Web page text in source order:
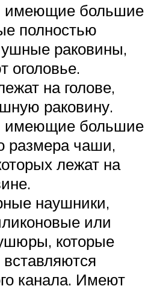
имеющие большие
полностью
раковины,
оголовье.
на голове,
раковину.
имеющие большие
размера чаши,
лежат на
наушники,
или
которые
канала. Имеют